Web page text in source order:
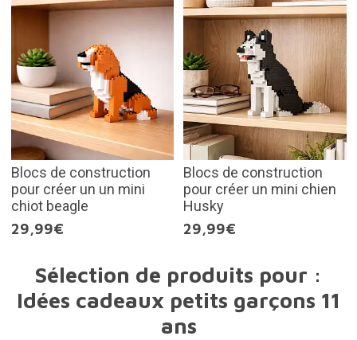
Blocs de construction
pour créer un un mini
chiot beagle
29,99€
Blocs de construction
pour créer un mini chien
Husky
29,99€
Sélection de produits pour :
Idées cadeaux petits garçons 11
ans